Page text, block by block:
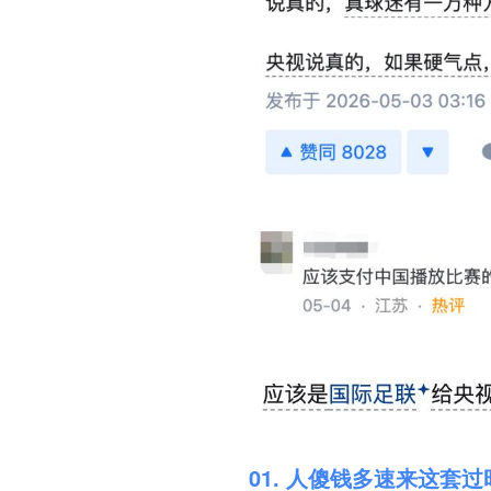
01. 人傻钱多速来这套过